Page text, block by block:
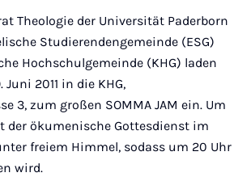
Theologie der Universität Paderborn
Studierendengemeinde (ESG)
Hochschulgemeinde (KHG) laden
2011 in die KHG,
3, zum großen SOMMA JAM ein. Um
der ökumenische Gottesdienst im
freiem Himmel, sodass um 20 Uhr
wird.